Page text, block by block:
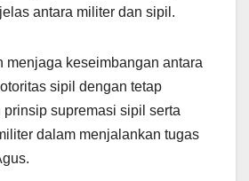
antara militer dan sipil.
menjaga keseimbangan antara
sipil dengan tetap
prinsip supremasi sipil serta
dalam menjalankan tugas